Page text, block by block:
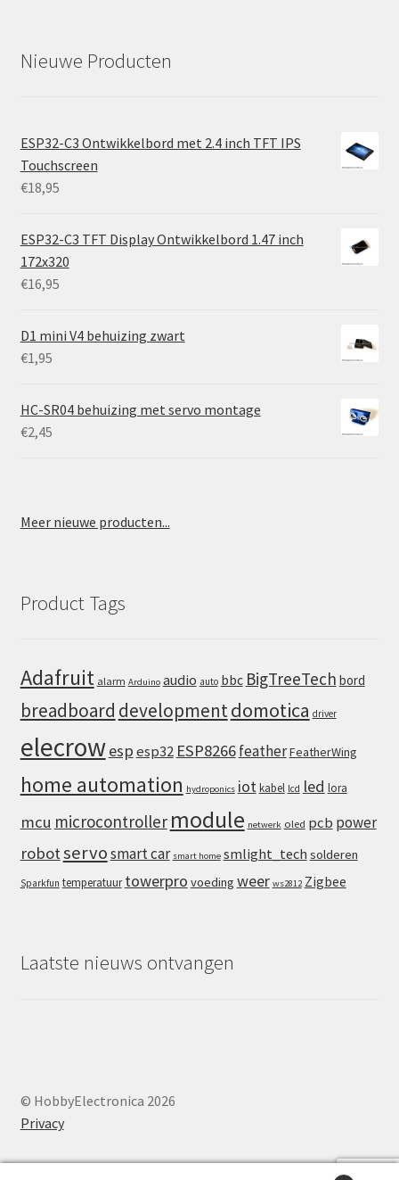
Nieuwe Producten
ESP32-C3 Ontwikkelbord met 2.4 inch TFT IPS
Touchscreen
€18,95
ESP32-C3 TFT Display Ontwikkelbord 1.47 inch
172x320
€16,95
D1 mini V4 behuizing zwart
€1,95
HC-SR04 behuizing met servo montage
€2,45
Meer nieuwe producten...
Product Tags
Adafruit alarm Arduino audio auto bbc BigTreeTech bord
breadboard developmentdomotica driver
elecrowespesp32 ESP8266featherFeatherWing
home automation hydroponics iot kabel lcd led lora
mcu microcontroller module netwerk oled pcb power
robotservosmart car smart home smlight_tech solderen
Sparkfun temperatuur towerpro voeding weer ws2812 Zigbee
Laatste nieuws ontvangen
© HobbyElectronica 2026
Privacy